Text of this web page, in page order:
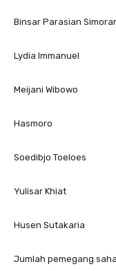
Binsar Parasian
Lydia Immanuel
Meijani Wibowo
Hasmoro
Soedibjo Toeloes
Yulisar Khiat
Husen Sutakaria
Jumlah pemegang